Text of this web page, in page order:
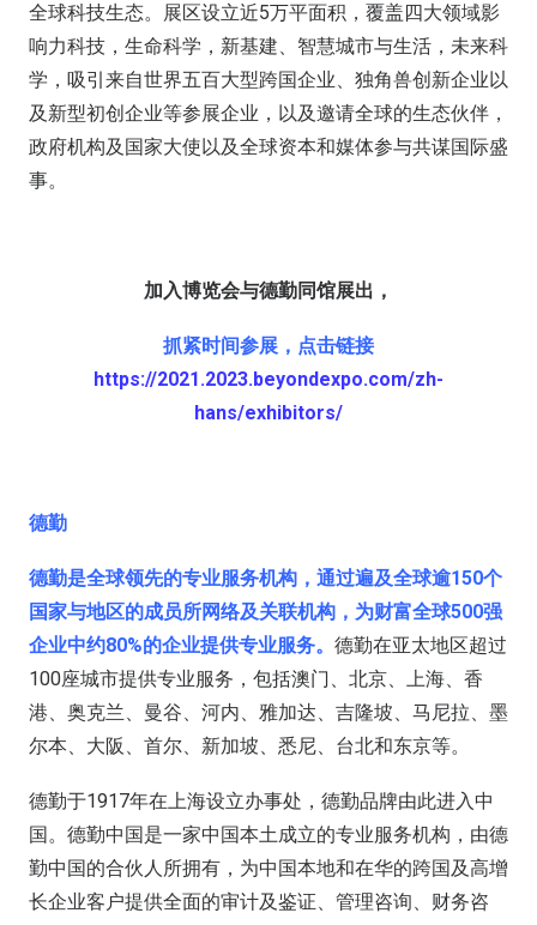
全球科技生态。展区设立近5万平面积，覆盖四大领域影
响力科技，生命科学，新基建、智慧城市与生活，未来科
学，吸引来自世界五百大型跨国企业、独角兽创新企业以
及新型初创企业等参展企业，以及邀请全球的生态伙伴，
政府机构及国家大使以及全球资本和媒体参与共谋国际盛
事。
加入博览会与德勤同馆展出，
抓紧时间参展，点击链接
https://2021.2023.beyondexpo.com/zh-
hans/exhibitors/
德勤
德勤是全球领先的专业服务机构，通过遍及全球逾150个
国家与地区的成员所网络及关联机构，为财富全球500强
企业中约80%的企业提供专业服务。 德勤在亚太地区超过
100座城市提供专业服务，包括澳门、北京、上海、香
港、奥克兰、曼谷、河内、雅加达、吉隆坡、马尼拉、墨
尔本、大阪、首尔、新加坡、悉尼、台北和东京等。
德勤于1917年在上海设立办事处，德勤品牌由此进入中
国。德勤中国是一家中国本土成立的专业服务机构，由德
勤中国的合伙人所拥有，为中国本地和在华的跨国及高增
长企业客户提供全面的审计及鉴证、管理咨询、财务咨